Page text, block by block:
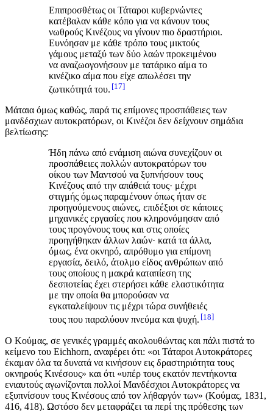
Επιπροσθέτως οι Τάταροι κυβερνώντες
κατέβαλαν κάθε κόπο για να κάνουν τους
νωθρούς Κινέζους να γίνουν πιο δραστήριοι.
Ευνόησαν με κάθε τρόπο τους μικτούς
γάμους μεταξύ των δύο λαών προκειμένου
να αναζωογονήσουν με τατάρικο αίμα το
κινέζικο αίμα που είχε απωλέσει την
ζωτικότητά του. 17
Μάταια όμως καθώς, παρά τις επίμονες προσπάθειες των
μανδέσχιων αυτοκρατόρων, οι Κινέζοι δεν δείχνουν σημάδια
βελτίωσης:
Ήδη πάνω από ενάμιση αιώνα συνεχίζουν οι
προσπάθειες πολλών αυτοκρατόρων του
οίκου των Μαντσού να ξυπνήσουν τους
Κινέζους από την απάθειά τους· μέχρι
στιγμής όμως παραμένουν όπως ήταν σε
προηγούμενους αιώνες, επιδέξιοι σε κάποιες
μηχανικές εργασίες που κληρονόμησαν από
τους προγόνους τους και στις οποίες
προηγήθηκαν άλλων λαών· κατά τα άλλα,
όμως, ένα οκνηρό, απρόθυμο για επίμονη
εργασία, δειλό, άτολμο είδος ανθρώπων από
τους οποίους η μακρά καταπίεση της
δεσποτείας έχει στερήσει κάθε ελαστικότητα
με την οποία θα μπορούσαν να
εγκαταλείψουν τις μέχρι τώρα συνήθειές
τους που παραλύουν πνεύμα και ψυχή. 18
Ο Κούμας, σε γενικές γραμμές ακολουθώντας και πάλι πιστά το
κείμενο του Eichhorn, αναφέρει ότι: «οι Τάταροι Αυτοκράτορες
έκαμαν όλα τα δυνατά να κινήσουν εις δραστηριότητα τους
οκνηρούς Κινέσους» και ότι «υπέρ τους εκατόν πεντήκοντα
ενιαυτούς αγωνίζονται πολλοί Μανδέσχιοι Αυτοκράτορες να
εξυπνίσουν τους Κινέσους από τον λήθαργόν των» (Κούμας, 1831,
416, 418). Ωστόσο δεν μεταφράζει τα περί της πρόθεσης των